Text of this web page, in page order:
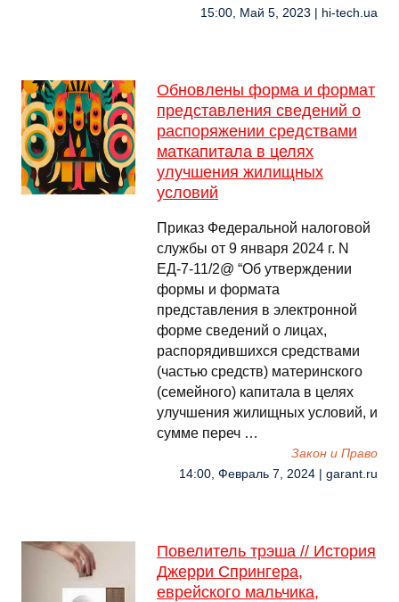
15:00, Май 5, 2023 | hi-tech.ua
Обновлены форма и формат
представления сведений о
распоряжении средствами
маткапитала в целях
улучшения жилищных
условий
Приказ Федеральной налоговой
службы от 9 января 2024 г. N
ЕД-7-11/2@ “Об утверждении
формы и формата
представления в электронной
форме сведений о лицах,
распорядившихся средствами
(частью средств) материнского
(семейного) капитала в целях
улучшения жилищных условий, и
сумме переч …
Закон и Право
14:00, Февраль 7, 2024 | garant.ru
Повелитель трэша // История
Джерри Спрингера,
еврейского мальчика,